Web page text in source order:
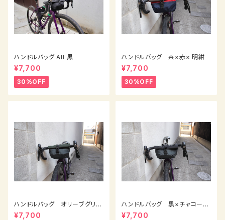
ハンドルバッグ All 黒
¥7,700
30%OFF
ハンドルバッグ 茶×赤× 明紺
¥7,700
30%OFF
ハンドルバッグ オリーブグリー
ン×チャコールグレー
¥7,700
ハンドルバッグ 黒×チャコール
グレーのツギハギ
¥7,700